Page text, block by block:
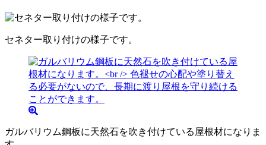
セネター取り付けの様子です。
ガルバリウム鋼板に天然石を吹き付けている屋根材になりま